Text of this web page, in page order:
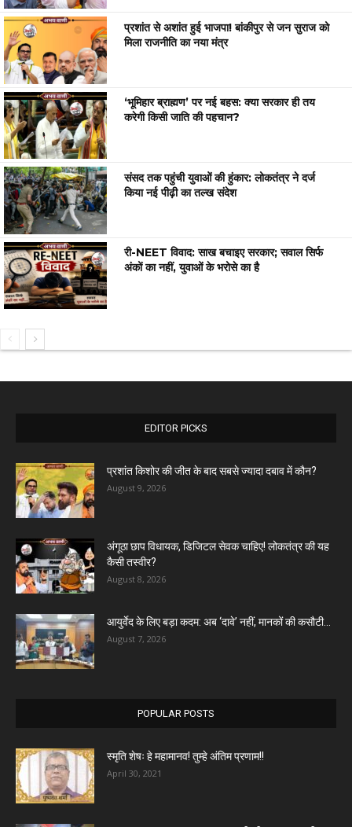
प्रशांत से अशांत हुई भाजपा! बांकीपुर से जन सुराज को
मिला राजनीति का नया मंत्र
‘भूमिहार ब्राह्मण’ पर नई बहस: क्या सरकार ही तय
करेगी किसी जाति की पहचान?
संसद तक पहुंची युवाओं की हुंकार: लोकतंत्र ने दर्ज
किया नई पीढ़ी का तल्ख संदेश
री-NEET विवाद: साख बचाइए सरकार; सवाल सिर्फ
अंकों का नहीं, युवाओं के भरोसे का है
EDITOR PICKS
प्रशांत किशोर की जीत के बाद सबसे ज्यादा दबाव में कौन?
August 9, 2026
अंगूठा छाप विधायक, डिजिटल सेवक चाहिए! लोकतंत्र की यह
कैसी तस्वीर?
August 8, 2026
आयुर्वेद के लिए बड़ा कदम: अब ‘दावे’ नहीं, मानकों की कसौटी...
August 7, 2026
POPULAR POSTS
स्मृति शेषः हे महामानव! तुम्हे अंतिम प्रणाम!!
April 30, 2021